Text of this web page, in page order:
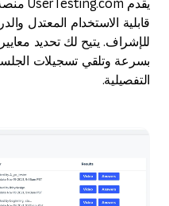
قابلية الاستخدام المعتدل
للإشراف. يتيح لك تحديد
بسرعة وتلقي تسجيلات
التفصيلية.